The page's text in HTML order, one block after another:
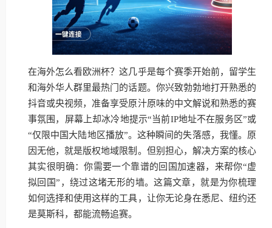
在海外怎么看欧洲杯？这几乎是每个赛季开始前，留学生
和海外华人群里最热门的话题。你兴致勃勃地打开熟悉的
抖音或央视频，准备享受原汁原味的中文解说和熟悉的赛
事氛围，屏幕上却冰冷地提示“当前IP地址不在服务区”或
“仅限中国大陆地区播放”。这种瞬间的失落感，我懂。原
因无他，就是版权地域限制。但别担心，解决方案的核心
其实很明确：你需要一个靠谱的回国加速器，来帮你“虚
拟回国”，绕过这堵无形的墙。这篇文章，就是为你梳理
如何选择和使用这样的工具，让你无论身在悉尼、纽约还
是莫斯科，都能流畅追赛。